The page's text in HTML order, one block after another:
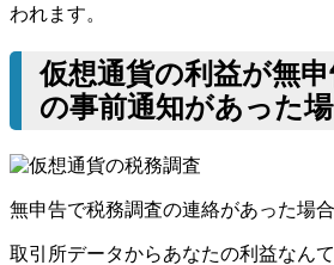
われます。
仮想通貨の利益が無
の事前通知があった
無申告で税務調査の連絡があった場合
取引所データからあなたの利益なん